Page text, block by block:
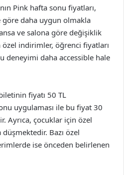
Pink hafta sonu fiyatları,
daha uygun olmakla
ve salona göre değişiklik
indirimler, öğrenci fiyatları
deneyimi daha accessible hale
fiyatı 50 TL
uygulaması ile bu fiyat 30
Ayrıca, çocuklar için özel
Bazı özel
ise önceden belirlenen